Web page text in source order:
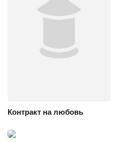
Контракт на любовь